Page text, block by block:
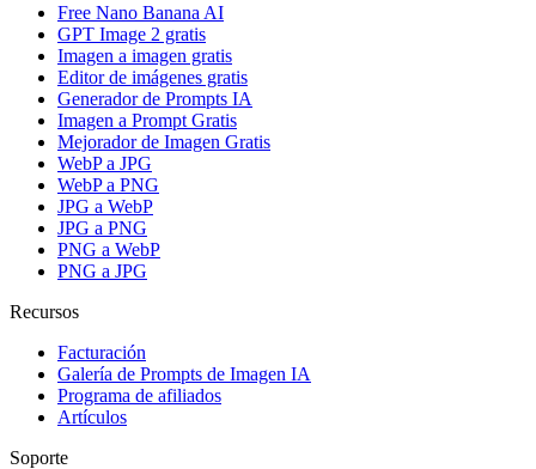
Free Nano Banana AI
GPT Image 2 gratis
Imagen a imagen gratis
Editor de imágenes gratis
Generador de Prompts IA
Imagen a Prompt Gratis
Mejorador de Imagen Gratis
WebP a JPG
WebP a PNG
JPG a WebP
JPG a PNG
PNG a WebP
PNG a JPG
Recursos
Facturación
Galería de Prompts de Imagen IA
Programa de afiliados
Artículos
Soporte